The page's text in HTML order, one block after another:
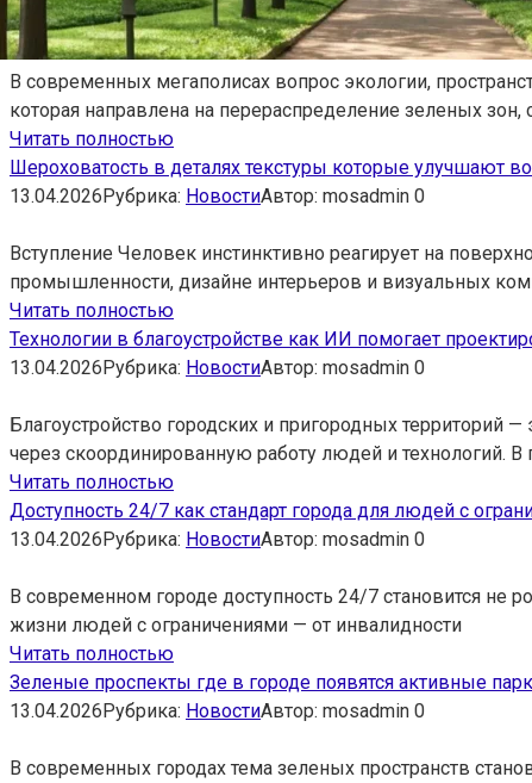
В современных мегаполисах вопрос экологии,
которая направлена на перераспределение зеленых
Читать полностью
Шероховатость в деталях текстуры которые улучшают
13.04.2026Рубрика: НовостиАвтор: mosadmin 0
Вступление Человек инстинктивно реагирует на
промышленности, дизайне интерьеров и визуальных
Читать полностью
Технологии в благоустройстве как ИИ помогает
13.04.2026Рубрика: НовостиАвтор: mosadmin 0
Благоустройство городских и пригородных территорий
через скоординированную работу людей и технологий.
Читать полностью
Доступность 24/7 как стандарт города для людей с
13.04.2026Рубрика: НовостиАвтор: mosadmin 0
В современном городе доступность 24/7 становится
жизни людей с ограничениями — от инвалидности
Читать полностью
Зеленые проспекты где в городе появятся активные
13.04.2026Рубрика: НовостиАвтор: mosadmin 0
В современных городах тема зеленых пространств